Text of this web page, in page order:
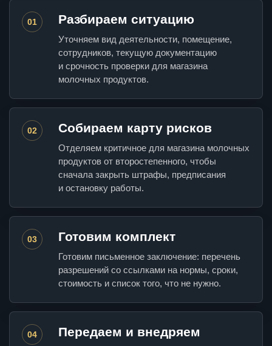
01 Разбираем ситуацию
Уточняем вид деятельности, помещение,
сотрудников, текущую документацию
и срочность проверки для магазина
молочных продуктов.
02 Собираем карту рисков
Отделяем критичное для магазина молочных
продуктов от второстепенного, чтобы
сначала закрыть штрафы, предписания
и остановку работы.
03 Готовим комплект
Готовим письменное заключение: перечень
разрешений со ссылками на нормы, сроки,
стоимость и список того, что не нужно.
04 Передаем и внедряем